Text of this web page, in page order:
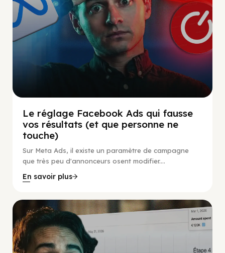
Le réglage Facebook Ads qui fausse
vos résultats (et que personne ne
touche)
Sur Meta Ads, il existe un paramètre de campagne
que très peu d'annonceurs osent modifier....
En savoir plus